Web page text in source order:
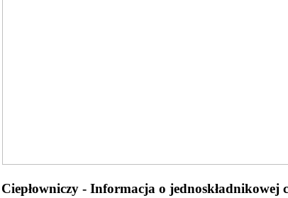
- Informacja o jednoskładnikowej